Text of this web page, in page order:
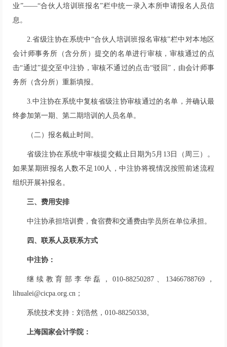
业”——“合伙人培训班报名”栏中统一录入本所申请报名人员信
息。
2.省级注协在系统中“合伙人培训班报名审核”栏中对本地区
会计师事务所（含分所）提交的名单进行审核，审核通过的点
击“通过”提交至中注协，审核不通过的点击“驳回”，由会计师事
务所（含分所）重新填报。
3.中注协在系统中复核省级注协审核通过的名单，并确认最
终参加第一期、第二期培训的人员名单。
（二）报名截止时间。
省级注协在系统中审核提交截止日期为5月13日（周三）。
如果某期班报名人数不足100人，中注协将视情况按照前述流程
组织开展补报名。
三、费用安排
中注协承担培训费，食宿费和交通费由学员所在单位承担。
四、联系人及联系方式
中注协：
继续教育部李华磊，010-88250287、13466788769，
lihualei@cicpa.org.cn；
系统技术支持：刘浩然，010-88250338。
上海国家会计学院：